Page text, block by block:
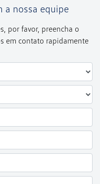
a nossa equipe
por favor, preencha o
em contato rapidamente